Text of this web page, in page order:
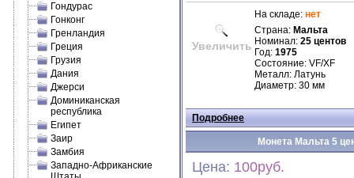
Гондурас
Гонконг
Гренландия
Греция
Грузия
Дания
Джерси
Доминиканская
республика
Египет
Заир
Замбия
Западно-Африканские
Увеличить
На складе: нет
Страна: Мальта
Номинал: 25 центов
Год: 1975
Состояние: VF/XF
Металл: Латунь
Диаметр: 30 мм
Подробнее
Монета Мальта 5
Цена: 100руб.